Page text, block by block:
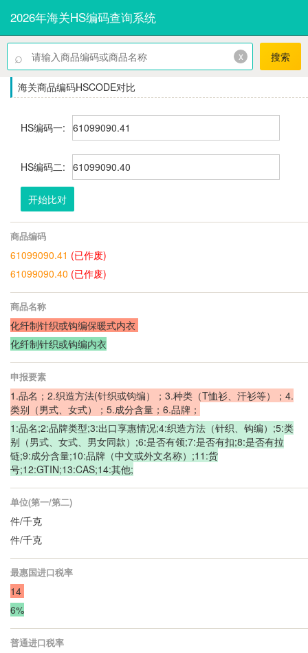
2026年海关HS编码查询系统
⌕ x 搜索
海关商品编码HSCODE对比
HS编码一:
HS编码二:
开始比对
商品编码
61099090.41 (已作废)
61099090.40 (已作废)
商品名称
化纤制针织或钩编保暖式内衣
化纤制针织或钩编内衣
申报要素
1.品名；2.织造方法(针织或钩编）；3.种类（T恤衫、汗衫等）；4.
类别（男式、女式）； 5.成分含量；6.品牌；
1:品名;2:品牌类型;3:出口享惠情况;4:织造方法（针织、钩编）;5:类
别（男式、女式、男女同款）;6:是否有领;7:是否有扣;8:是否有拉
链;9:成分含量;10:品牌（中文或外文名称）;11:货
号;12:GTIN;13:CAS;14:其他;
单位(第一/第二)
件/千克
件/千克
最惠国进口税率
14
6%
普通进口税率